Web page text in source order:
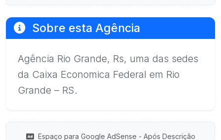
Sobre esta Agência
Agência Rio Grande, Rs, uma das sedes
da Caixa Economica Federal em Rio
Grande – RS.
Espaço para Google AdSense - Após Descrição